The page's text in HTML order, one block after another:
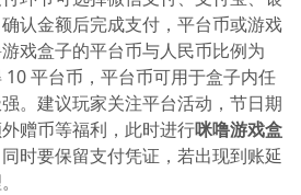
认金额后完成支付，平台币或游戏
戏盒子的平台币与人民币比例为
平台币，平台币可用于盒子内任
。建议玩家关注平台活动，节日期
赠币等福利，此时进行咪噜游戏盒
同时要保留支付凭证，若出现到账延